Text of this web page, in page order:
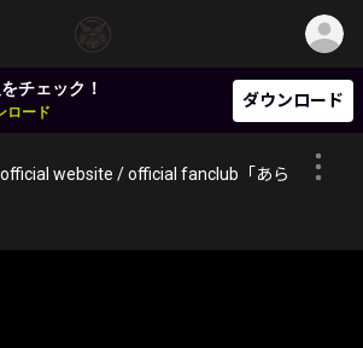
チェック！
ロード
ダウンロード
website / official fanclub「あら